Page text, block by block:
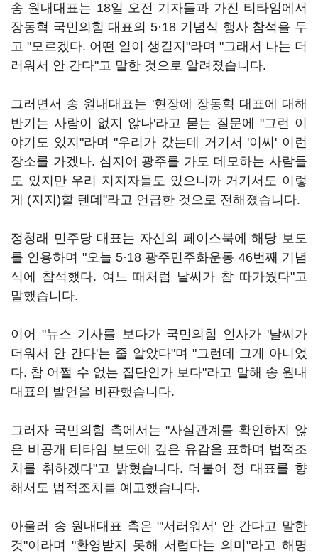
송 원내대표는 18일 오전 기자들과 가진 티타임에서
장동혁 국민의힘 대표의 5·18 기념식 행사 참석을 두
고 "모르겠다. 어떤 일이 생길지"라며 "그래서 나는 더
러워서 안 간다"고 말한 것으로 알려졌습니다.
그러면서 송 원내대표는 '현장에 장동혁 대표에 대해
반기는 사람이 없지 않나'라고 묻는 질문에 "그런 이
야기도 있지"라며 "우리가 갔는데 거기서 '이씨' 이런
장소를 가겠나. 심지어 광주를 가도 데모하는 사람들
도 있지만 우리 지지자들도 있으니까 거기서도 이렇
게 (지지)할 텐데"라고 언급한 것으로 전해졌습니다.
정청래 민주당 대표는 자신의 페이스북에 해당 보도
를 인용하며 "오늘 5·18 광주민주화운동 46번째 기념
식에 참석했다. 여느 때처럼 날씨가 참 따가웠다"고
말했습니다.
이어 "뉴스 기사를 보다가 국민의힘 인사가 '날씨가
더워서 안 간다'는 줄 알았다"며 "그런데 그게 아니었
다. 참 어쩔 수 없는 집단인가 보다"라고 말해 송 원내
대표의 발언을 비판했습니다.
그러자 국민의힘 측에서는 "사실관계를 확인하지 않
은 비공개 티타임 보도에 깊은 유감을 표하며 법적조
치를 취하겠다"고 밝혔습니다. 더불어 정 대표를 향
해서도 법적조치를 예고했습니다.
아울러 송 원내대표 측은 "'서러워서' 안 간다고 말한
것"이라며 "환영받지 못해 서럽다는 의미"라고 해명